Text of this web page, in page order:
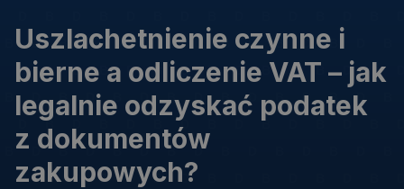
Uszlachetnienie czynne i
bierne a odliczenie VAT – jak
legalnie odzyskać podatek
z dokumentów
zakupowych?